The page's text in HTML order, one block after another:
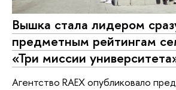
Вышка стала лидером
предметным рейтингам
«Три миссии
Агентство RAEX опубликовало